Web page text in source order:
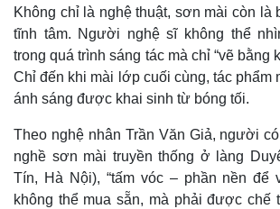
Thế giới
Quan sát
Cuộc sống đó đây
Hồ sơ
Multimedia
Video
Ảnh
E-
Infographic
Không chỉ là nghệ thuật, sơn mài còn là
tĩnh tâm. Người nghệ sĩ không thể
trong quá trình sáng tác mà chỉ “vẽ bằng
Chỉ đến khi mài lớp cuối cùng, tác phẩm
ánh sáng được khai sinh từ bóng tối.
Theo nghệ nhân Trần Văn Giả, người
nghề sơn mài truyền thống ở làng
Tín, Hà Nội), “tấm vóc – phần nền để
không thể mua sẵn, mà phải được chế